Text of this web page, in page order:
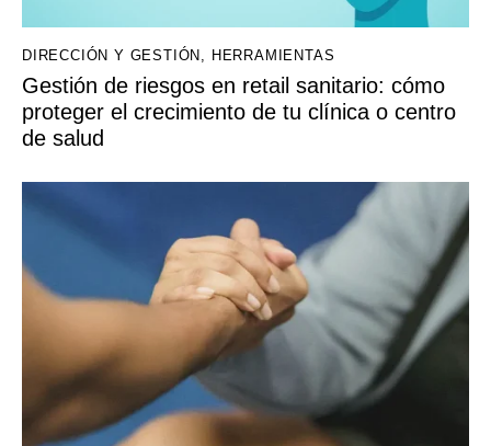
DIRECCIÓN Y GESTIÓN HERRAMIENTAS
Gestión de riesgos en retail sanitario: cómo
proteger el crecimiento de tu clínica o centro
de salud